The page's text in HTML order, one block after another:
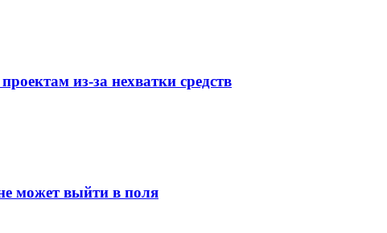
из-за нехватки средств
может выйти в поля